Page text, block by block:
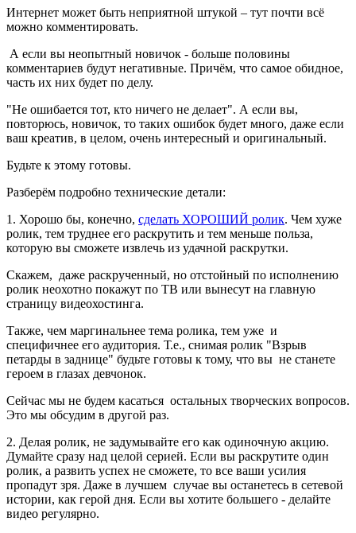
Интернет может быть неприятной штукой – тут почти всё
можно комментировать.
А если вы неопытный новичок - больше половины
комментариев будут негативные. Причём, что самое обидное,
часть их них будет по делу.
"Не ошибается тот, кто ничего не делает". А если вы,
повторюсь, новичок, то таких ошибок будет много, даже если
ваш креатив, в целом, очень интересный и оригинальный.
Будьте к этому готовы.
Разберём подробно технические детали:
1. Хорошо бы, конечно, сделать ХОРОШИЙ ролик. Чем хуже
ролик, тем труднее его раскрутить и тем меньше польза,
которую вы сможете извлечь из удачной раскрутки.
Скажем, даже раскрученный, но отстойный по исполнению
ролик неохотно покажут по ТВ или вынесут на главную
страницу видеохостинга.
Также, чем маргинальнее тема ролика, тем уже и
специфичнее его аудитория. Т.е., снимая ролик "Взрыв
петарды в заднице" будьте готовы к тому, что вы не станете
героем в глазах девчонок.
Сейчас мы не будем касаться остальных творческих вопросов.
Это мы обсудим в другой раз.
2. Делая ролик, не задумывайте его как одиночную акцию.
Думайте сразу над целой серией. Если вы раскрутите один
ролик, а развить успех не сможете, то все ваши усилия
пропадут зря. Даже в лучшем случае вы останетесь в сетевой
истории, как герой дня. Если вы хотите большего - делайте
видео регулярно.